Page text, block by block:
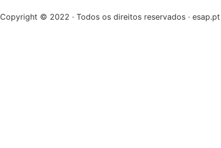
Copyright © 2022 · Todos os direitos reservados · esap.pt